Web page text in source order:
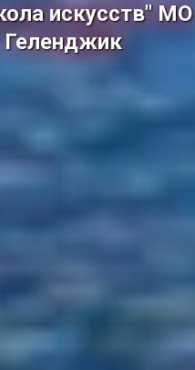
искусств" МО
Геленджик